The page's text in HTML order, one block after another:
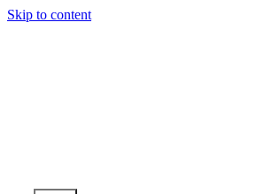
Skip to content